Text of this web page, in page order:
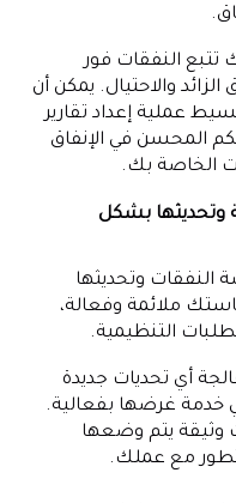
تتبع النفقات فور
والاحتيال. يمكن أن
عملية إعداد تقارير
المحسن في الإنفاق
الخاصة بك.
وتحديثها بشكل
النفقات وتحديثها
ملائمة وفعالة،
التنظيمية.
أي تحديات جديدة
غرضها بفعالية.
يتم وضعها
مع عملك.